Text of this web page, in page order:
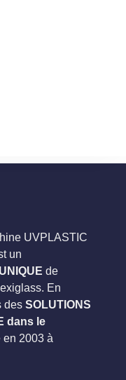
UVPLASTIC
un
de
En
des SOLUTIONS
dans le
en 2003 à